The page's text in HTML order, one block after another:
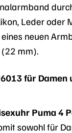
Leder oder
neuen
mm).
für Damen
Puma 4
sowohl für